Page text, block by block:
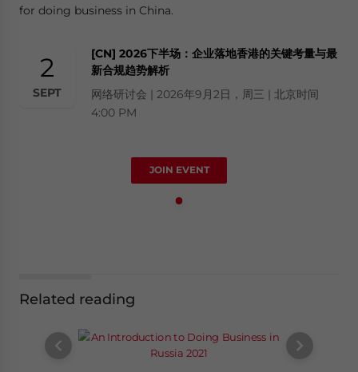
for doing business in China.
2
SEPT
[CN] 2026下半场：企业落地香港的关键考量与最
新合规趋势解析
网络研讨会 | 2026年9月2日，周三 | 北京时间
4:00 PM
JOIN EVENT
Related reading